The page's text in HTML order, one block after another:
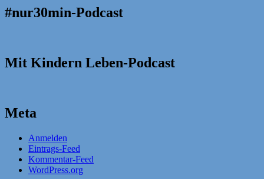
#nur30min-Podcast
Mit Kindern Leben-Podcast
Meta
Anmelden
Eintrags-Feed
Kommentar-Feed
WordPress.org